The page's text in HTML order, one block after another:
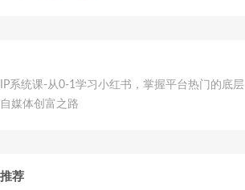
系统课-从0-1学习小红书，掌握平台热门的底层
媒体创富之路
荐